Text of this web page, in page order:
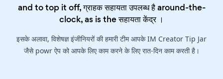
and to top it off, ग्राहक सहायता उपलब्ध है around-the-
clock, as is theसहायता केंद्र।
इसके अलावा, विशेषज्ञ इंजीनियरों की हमारी टीम आपके IM Creator Tip Jar
जैसे powr ऐप को आपके लिए काम करने के लिए रात-दिन काम करती है।